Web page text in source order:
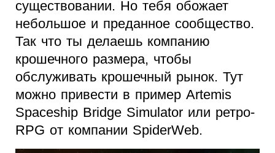
существовании. Но тебя обожает
небольшое и преданное сообщество.
Так что ты делаешь компанию
крошечного размера, чтобы
обслуживать крошечный рынок. Тут
можно привести в пример Artemis
Spaceship Bridge Simulator или ретро-
RPG от компании SpiderWeb.